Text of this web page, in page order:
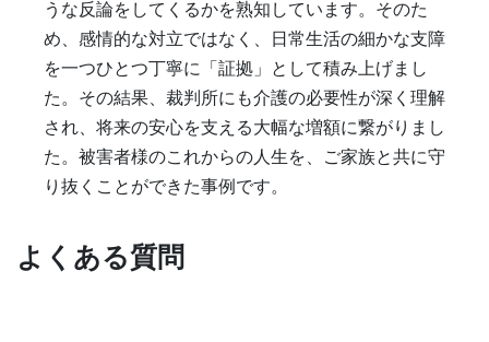
うな反論をしてくるかを熟知しています。そのた
め、感情的な対立ではなく、日常生活の細かな支障
を一つひとつ丁寧に「証拠」として積み上げまし
た。その結果、裁判所にも介護の必要性が深く理解
され、将来の安心を支える大幅な増額に繋がりまし
た。被害者様のこれからの人生を、ご家族と共に守
り抜くことができた事例です。
よくある質問